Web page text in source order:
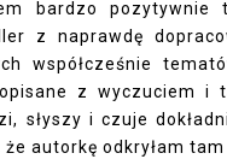
bardzo pozytywnie
z naprawdę
współcześnie
z wyczuciem i
słyszy i czuje
że autorkę odkryłam tam